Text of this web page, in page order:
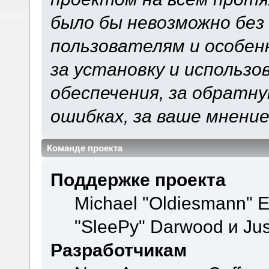
было бы невозможно
пользователям и
за установку и
обеспечения, за
ошибках, за ваше
Команде проекта
Поддержке проекта
Michael "Oldiesmann"
"SleePy" Darwood и
Разработчикам